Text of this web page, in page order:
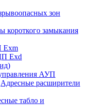
зон
короткого замыкания
Exm
Exd
АУП
Адресные расширители
табло и